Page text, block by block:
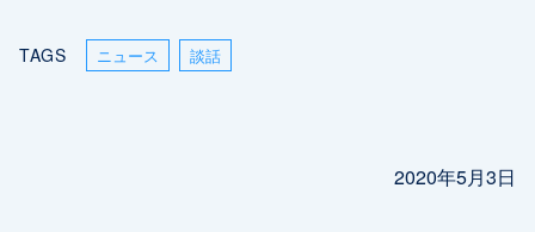
TAGS ニュース 談話
2020年5月3日